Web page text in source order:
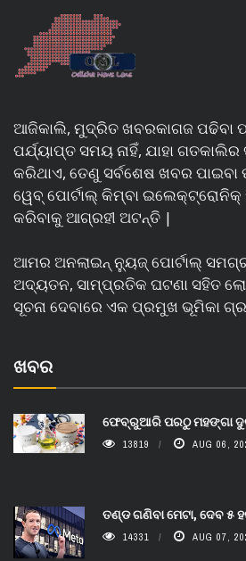
ଆଜିକାଲି, ମୁଦ୍ରିତ ଖବରକାଗଜ ପଢିବା
ପର୍ଯ୍ୟାପ୍ତ ସମୟ ନାହିଁ, ଯାହା
କରିଥାଏ, ତେଣୁ ସର୍ବଶେଷ ଖବର ପାଇବା
ୱେବ୍ ପୋର୍ଟାଲ୍ କିମ୍ବା
କରିବାକୁ ଆଗ୍ରହୀ ଅଟନ୍ତି |
ଆମର ଅନଲାଇନ୍ ନ୍ୟୁଜ୍ ପୋର୍ଟାଲ୍
ଅଦ୍ୟତନ, ସାମ୍ପ୍ରତିକ ଘଟଣା ସହିତ
ସୂଚନା ଦେବାରେ ଏକ ପ୍ରମୁଖ ଭୂମିକା
ଖବର
ଫେବ୍ରୁଆରି ପରଠୁ ମହଙ୍ଗା
13819 AUG 06,
ତଣ୍ଡ ଗଣିବା ମେଟା, ଦେବ ୫
14331 AUG 07,